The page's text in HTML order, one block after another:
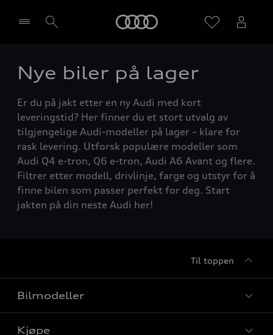
Velg forhandler
Nye biler på lager
Er du på jakt etter en ny Audi med kort
leveringstid? Her finner du et stort utvalg av
tilgjengelige Audi-modeller på lager – klare for
rask levering. Utforsk populære modeller som
Audi Q4 e-tron, Q6 e-tron, Audi A6 Avant og flere.
Filtrer etter modell, drivlinje, farge og utstyr for å
finne bilen som passer perfekt for deg. Start
jakten på din neste Audi her!
Til toppen
Bilmodeller
Kjøpe